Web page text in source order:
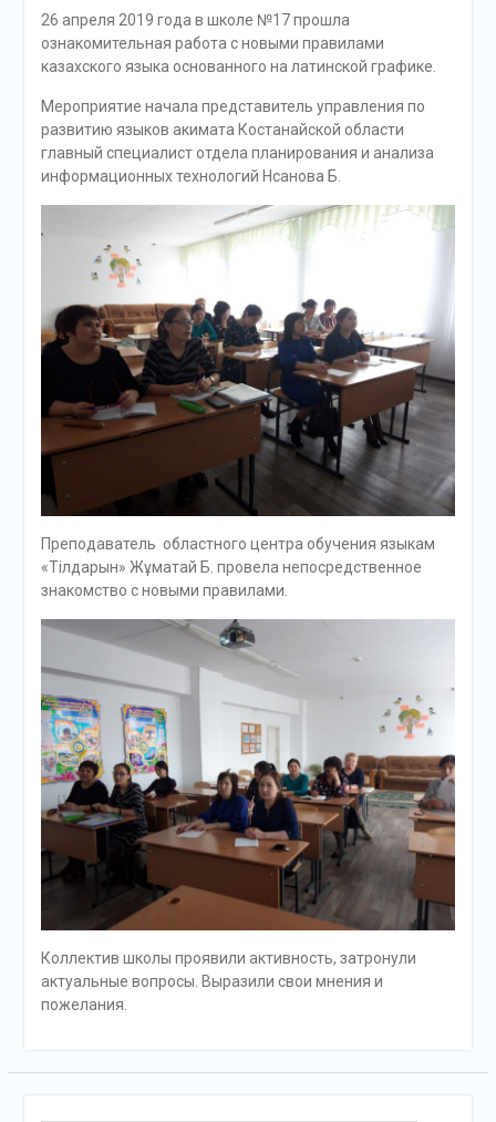
26 апреля 2019 года в школе №17 прошла
ознакомительная работа с новыми правилами
казахского языка основанного на латинской графике.
Мероприятие начала представитель управления по
развитию языков акимата Костанайской области
главный специалист отдела планирования и анализа
информационных технологий Нсанова Б.
Преподаватель областного центра обучения языкам
«Тілдарын» Жұматай Б. провела непосредственное
знакомство с новыми правилами.
Коллектив школы проявили активность, затронули
актуальные вопросы. Выразили свои мнения и
пожелания.